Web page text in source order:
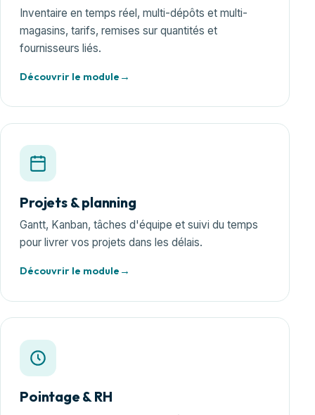
Inventaire en temps réel, multi-dépôts et multi-
magasins, tarifs, remises sur quantités et
fournisseurs liés.
Découvrir le module
Projets & planning
Gantt, Kanban, tâches d'équipe et suivi du temps
pour livrer vos projets dans les délais.
Découvrir le module
Pointage & RH